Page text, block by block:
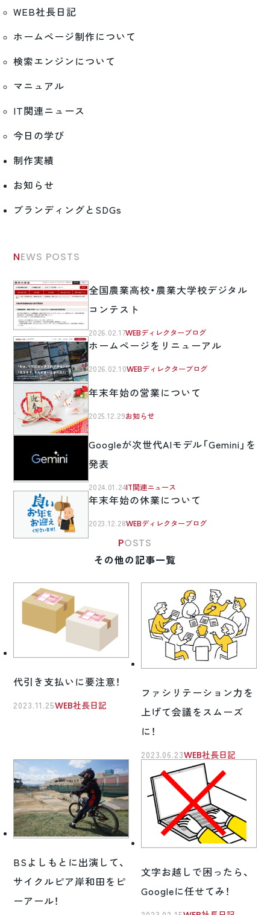
WEB社長日記
ホームページ制作について
検索エンジンについて
マニュアル
IT関連ニュース
今日の学び
制作実績
お知らせ
ブランディングとSDGs
NEWS POSTS
全国農業高校・農業大学校デジタル
コンテスト
2026.02.17WEBディレクターブログ
ホームページをリニューアル
2026.02.10WEBディレクターブログ
年末年始の営業について
2025.12.29お知らせ
Googleが次世代AIモデル「Gemini」を
発表
2024.01.24IT関連ニュース
年末年始の休業について
2023.12.28WEBディレクターブログ
POSTS
その他の記事一覧
代引き支払いに要注意！
2023.11.25WEB社長日記
ファシリテーション力を
上げて会議をスムーズ
に！
2023.06.23WEB社長日記
BSよしもとに出演して、
サイクルピア岸和田をピ
ーアール！
文字お越しで困ったら、
Googleに任せてみ！